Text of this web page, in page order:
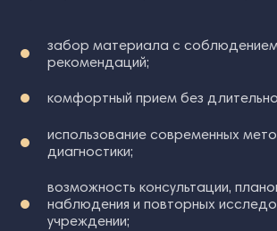
забор материала с соблюдением
рекомендаций;
комфортный прием без
использование современных
диагностики;
возможность консультации,
наблюдения и повторных
учреждении;